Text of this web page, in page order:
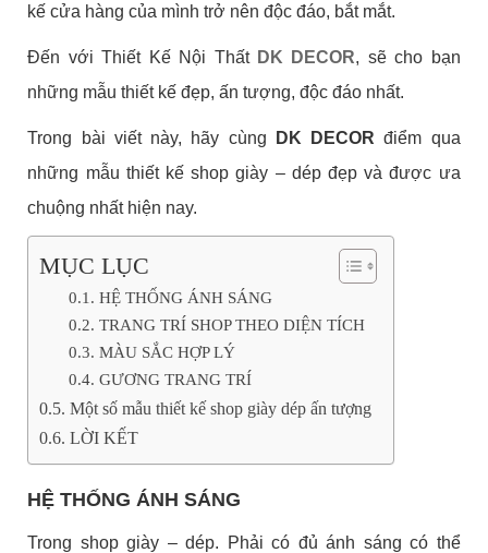
kế cửa hàng của mình trở nên độc đáo, bắt mắt.
Đến với Thiết Kế Nội Thất DK DECOR, sẽ cho bạn
những mẫu thiết kế đẹp, ấn tượng, độc đáo nhất.
Trong bài viết này, hãy cùng DK DECOR điểm qua
những mẫu thiết kế shop giày – dép đẹp và được ưa
chuộng nhất hiện nay.
MỤC LỤC
HỆ THỐNG ÁNH SÁNG
TRANG TRÍ SHOP THEO DIỆN TÍCH
MÀU SẮC HỢP LÝ
GƯƠNG TRANG TRÍ
Một số mẫu thiết kế shop giày dép ấn tượng
LỜI KẾT
HỆ THỐNG ÁNH SÁNG
Trong shop giày – dép. Phải có đủ ánh sáng có thể